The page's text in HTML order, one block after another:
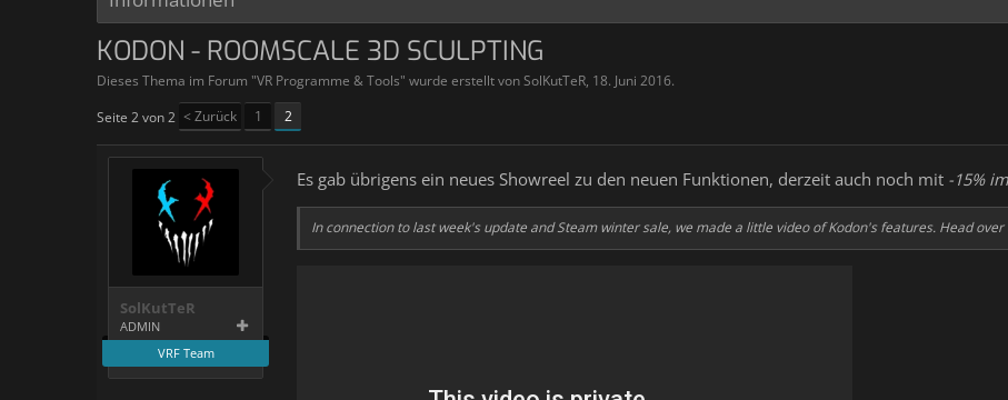
KODON - ROOMSCALE 3D SCULPTING
Dieses Thema im Forum "VR Programme & Tools" wurde erstellt vonSolKutTeR, 18. Juni 2016.
Seite 2 von 2 < Zurück 1 2
SolKutTeR
ADMIN
VRF Team
Es gab übrigens ein neues Showreel zu den neuen Funktionen, derzeit auch noch mit -15% im
In connection to last week's update and Steam winter sale, we made a little video of Kodon's features. Head